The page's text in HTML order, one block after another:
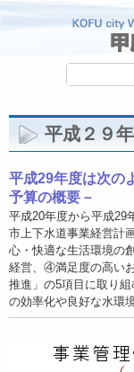
平成２９
平成29年度は次の
予算の概要－
平成20年度から平成29
市上下水道事業経営計
心・快適な生活環境の
経営、④満足度の高い
推進」の5項目に取り
の効率化や良好な水環